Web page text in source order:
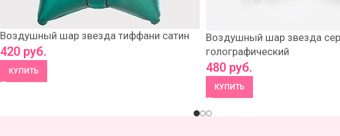
Воздушный шар звезда тиффани сатин
420 руб.
КУПИТЬ
Воздушный шар звезда
голографический
480 руб.
КУПИТЬ